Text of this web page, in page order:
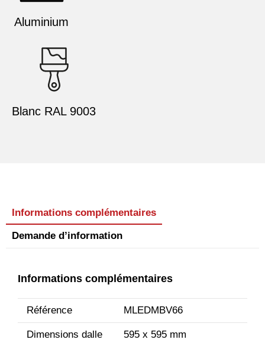
Aluminium
Blanc RAL 9003
Informations complémentaires
Demande d’information
Informations complémentaires
Référence MLEDMBV66
Dimensions dalle
595 x 595 mm